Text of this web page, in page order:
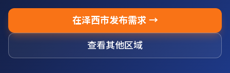
在泽西市发布需求 →
查看其他区域